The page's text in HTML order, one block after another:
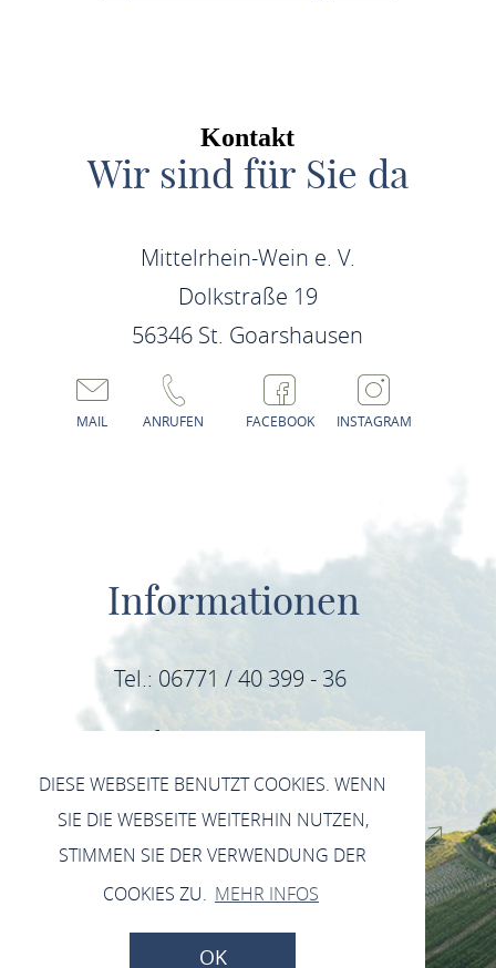
Kontakt
Wir sind für Sie da
Mittelrhein-Wein e. V.
Dolkstraße 19
56346 St. Goarshausen
MAIL ANRUFEN FACEBOOK INSTAGRAM
Informationen
Tel.: 06771 / 40 399 - 36
E-Mail: info@mittelrhein-wein.com
IMPRESSUM
DATENSCHUTZERKLÄRUNG INSTAGRAM
DIESE WEBSEITE BENUTZT COOKIES. WENN
SIE DIE WEBSEITE WEITERHIN NUTZEN,
STIMMEN SIE DER VERWENDUNG DER
COOKIES ZU. MEHR INFOS
OK